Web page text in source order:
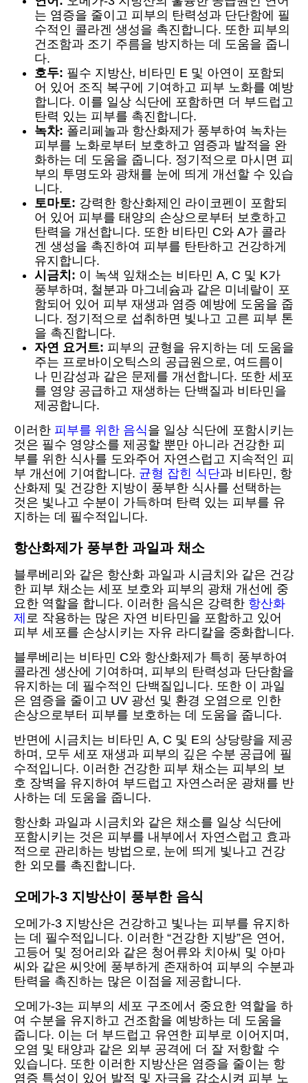
는 염증을 줄이고 피부의 탄력성과 단단함에 필
수적인 콜라겐 생성을 촉진합니다. 또한 피부의
건조함과 조기 주름을 방지하는 데 도움을 줍니
다.
호두: 필수 지방산, 비타민 E 및 아연이 포함되
어 있어 조직 복구에 기여하고 피부 노화를 예방
합니다. 이를 일상 식단에 포함하면 더 부드럽고
탄력 있는 피부를 촉진합니다.
녹차: 폴리페놀과 항산화제가 풍부하여 녹차는
피부를 노화로부터 보호하고 염증과 발적을 완
화하는 데 도움을 줍니다. 정기적으로 마시면 피
부의 투명도와 광채를 눈에 띄게 개선할 수 있습
니다.
토마토: 강력한 항산화제인 라이코펜이 포함되
어 있어 피부를 태양의 손상으로부터 보호하고
탄력을 개선합니다. 또한 비타민 C와 A가 콜라
겐 생성을 촉진하여 피부를 탄탄하고 건강하게
유지합니다.
시금치: 이 녹색 잎채소는 비타민 A, C 및 K가
풍부하며, 철분과 마그네슘과 같은 미네랄이 포
함되어 있어 피부 재생과 염증 예방에 도움을 줍
니다. 정기적으로 섭취하면 빛나고 고른 피부 톤
을 촉진합니다.
자연 요거트: 피부의 균형을 유지하는 데 도움을
주는 프로바이오틱스의 공급원으로, 여드름이
나 민감성과 같은 문제를 개선합니다. 또한 세포
를 영양 공급하고 재생하는 단백질과 비타민을
제공합니다.
이러한 피부를 위한 음식을 일상 식단에 포함시키는
것은 필수 영양소를 제공할 뿐만 아니라 건강한 피
부를 위한 식사를 도와주어 자연스럽고 지속적인 피
부 개선에 기여합니다. 균형 잡힌 식단과 비타민, 항
산화제 및 건강한 지방이 풍부한 식사를 선택하는
것은 빛나고 수분이 가득하며 탄력 있는 피부를 유
지하는 데 필수적입니다.
항산화제가 풍부한 과일과 채소
블루베리와 같은 항산화 과일과 시금치와 같은 건강
한 피부 채소는 세포 보호와 피부의 광채 개선에 중
요한 역할을 합니다. 이러한 음식은 강력한 항산화
제 로 작용하는 많은 자연 비타민을 포함하고 있어
피부 세포를 손상시키는 자유 라디칼을 중화합니다.
블루베리는 비타민 C와 항산화제가 특히 풍부하여
콜라겐 생산에 기여하며, 피부의 탄력성과 단단함을
유지하는 데 필수적인 단백질입니다. 또한 이 과일
은 염증을 줄이고 UV 광선 및 환경 오염으로 인한
손상으로부터 피부를 보호하는 데 도움을 줍니다.
반면에 시금치는 비타민 A, C 및 E의 상당량을 제공
하며, 모두 세포 재생과 피부의 깊은 수분 공급에 필
수적입니다. 이러한 건강한 피부 채소는 피부의 보
호 장벽을 유지하여 부드럽고 자연스러운 광채를 반
사하는 데 도움을 줍니다.
항산화 과일과 시금치와 같은 채소를 일상 식단에
포함시키는 것은 피부를 내부에서 자연스럽고 효과
적으로 관리하는 방법으로, 눈에 띄게 빛나고 건강
한 외모를 촉진합니다.
오메가-3 지방산이 풍부한 음식
오메가-3 지방산은 건강하고 빛나는 피부를 유지하
는 데 필수적입니다. 이러한 “건강한 지방”은 연어,
고등어 및 정어리와 같은 청어류와 치아씨 및 아마
씨와 같은 씨앗에 풍부하게 존재하여 피부의 수분과
탄력을 촉진하는 많은 이점을 제공합니다.
오메가-3는 피부의 세포 구조에서 중요한 역할을 하
여 수분을 유지하고 건조함을 예방하는 데 도움을
줍니다. 이는 더 부드럽고 유연한 피부로 이어지며,
오염 및 태양과 같은 외부 공격에 더 잘 저항할 수
있습니다. 또한 이러한 지방산은 염증을 줄이는 항
염증 특성이 있어 발적 및 자극을 감소시켜 피부 노